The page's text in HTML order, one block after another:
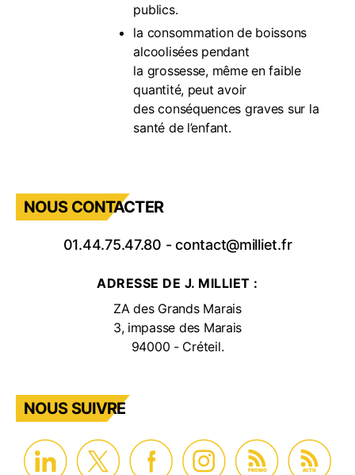
publics.
la consommation de boissons
alcoolisées pendant
la grossesse, même en faible
quantité, peut avoir
des conséquences graves sur la
santé de l’enfant.
NOUS CONTACTER
01.44.75.47.80 -contact@milliet.fr
ADRESSE DE J. MILLIET :
ZA des Grands Marais
3, impasse des Marais
94000 - Créteil.
NOUS SUIVRE
PROMO ACTU